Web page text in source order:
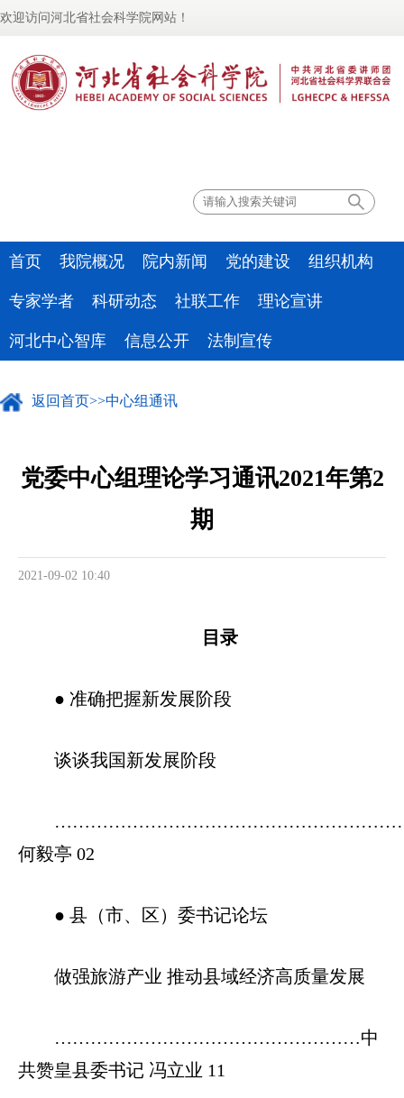
欢迎访问河北省社会科学院网站！
首页 我院概况 院内新闻 党的建设 组织机构
专家学者 科研动态 社联工作 理论宣讲
河北中心智库 信息公开 法制宣传
返回首页>>中心组通讯
党委中心组理论学习通讯2021年第2
期
2021-09-02 10:40
目录
● 准确把握新发展阶段
谈谈我国新发展阶段
何毅亭 02
● 县（市、区）委书记论坛
做强旅游产业 推动县域经济高质量发展
……………………………………………中
共赞皇县委书记 冯立业 11